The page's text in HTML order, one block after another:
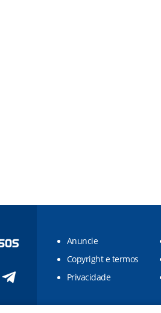
Anuncie
Copyright e termos
Privacidade